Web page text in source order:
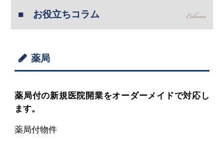
お役立ちコラム
薬局
薬局付の新規医院開業をオーダーメイドで対応し
ます。
薬局付物件